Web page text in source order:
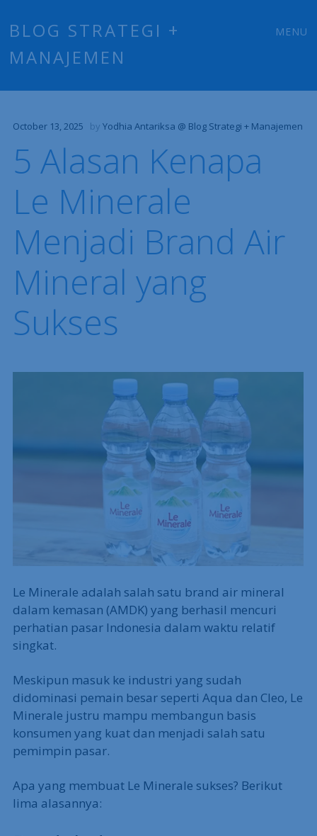
BLOG STRATEGI +
MANAJEMEN
MENU
October 13, 2025 by Yodhia Antariksa @ Blog Strategi + Manajemen
5 Alasan Kenapa
Le Minerale
Menjadi Brand Air
Mineral yang
Sukses
Le Minerale adalah salah satu brand air mineral
dalam kemasan (AMDK) yang berhasil mencuri
perhatian pasar Indonesia dalam waktu relatif
singkat.
Meskipun masuk ke industri yang sudah
didominasi pemain besar seperti Aqua dan Cleo, Le
Minerale justru mampu membangun basis
konsumen yang kuat dan menjadi salah satu
pemimpin pasar.
Apa yang membuat Le Minerale sukses? Berikut
lima alasannya: